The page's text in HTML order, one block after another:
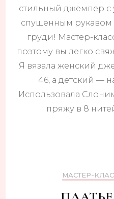
стильный джемпер
спущенным рукавом
груди! Мастер-
поэтому вы легко
Я вязала женский
46, а детский —
Использовала
пряжу в 8
МАСТЕР-